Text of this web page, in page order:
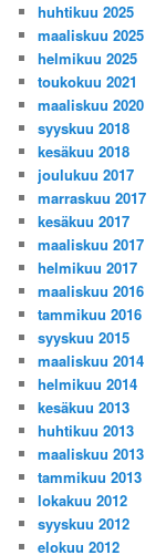
huhtikuu 2025
maaliskuu 2025
helmikuu 2025
toukokuu 2021
maaliskuu 2020
syyskuu 2018
kesäkuu 2018
joulukuu 2017
marraskuu 2017
kesäkuu 2017
maaliskuu 2017
helmikuu 2017
maaliskuu 2016
tammikuu 2016
syyskuu 2015
maaliskuu 2014
helmikuu 2014
kesäkuu 2013
huhtikuu 2013
maaliskuu 2013
tammikuu 2013
lokakuu 2012
syyskuu 2012
elokuu 2012